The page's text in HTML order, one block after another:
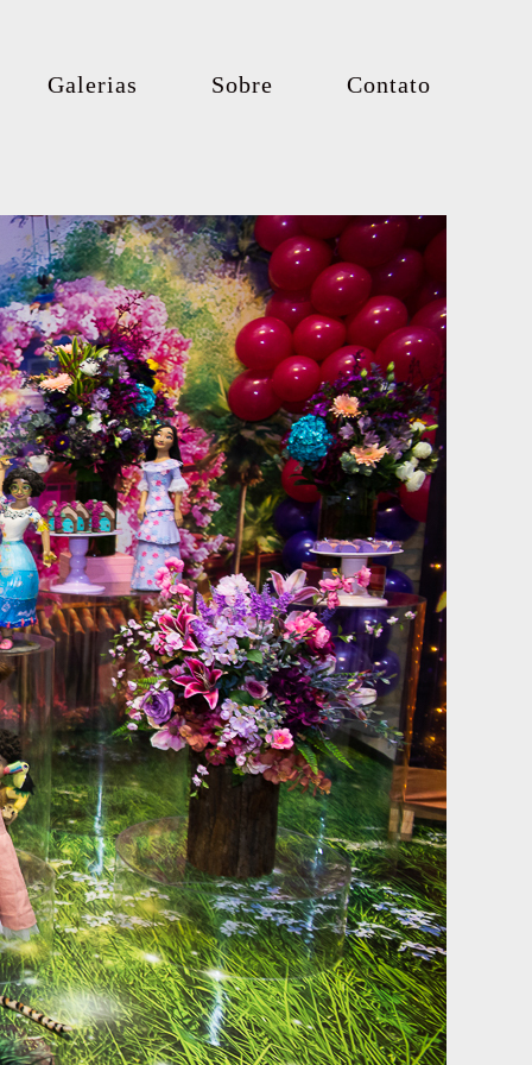
Galerias Sobre Contato